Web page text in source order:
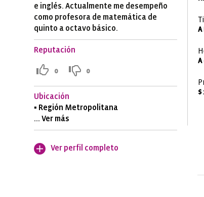
e inglés. Actualmente me desempeño
como profesora de matemática de
quinto a octavo básico.
Reputación
0 0
Ubicación
▪ Región Metropolitana
... Ver más
Ver perfil completo
A
A
$